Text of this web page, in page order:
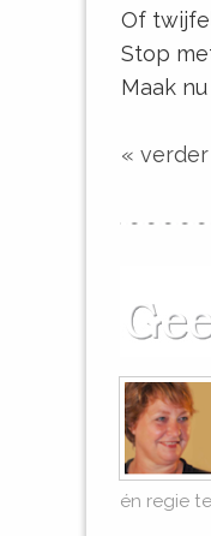
Of
Stop
Maak
«
én regie